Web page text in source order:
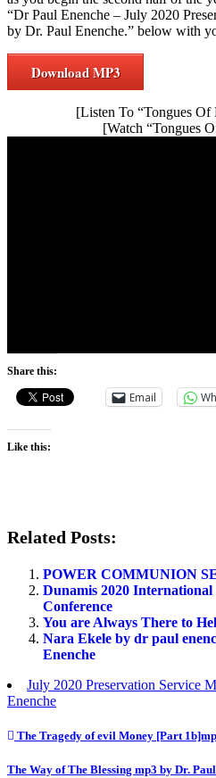
“Dr Paul Enenche – July 2020
by Dr. Paul Enenche.” below with
Download MP3
[Listen To “Tongues
[Watch “Tongues
Share this:
Email
Like this:
Related Posts:
POWER COMMUNION
Dunamis 2020
Conference
You are Always There to
Nara Ekele by dr paul
Enenche
July 2020 Preservation Service
Enenche
Post
navigation
The Tragedy of evil Money [Part
The Way of The Blessing mp3 by Dr.